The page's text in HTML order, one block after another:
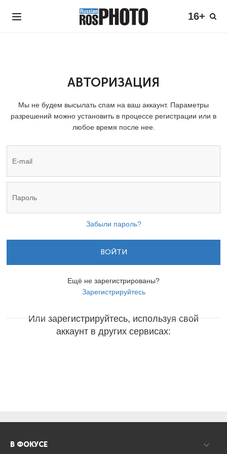
16+
АВТОРИЗАЦИЯ
Мы не будем высылать спам на ваш аккаунт. Параметры
разрешений можно установить в процессе регистрации или в
любое время после нее.
Забыли пароль?
ВОЙТИ
Ещё не зарегистрированы?
Зарегистрируйтесь
Или зарегистрируйтесь, используя свой
аккаунт в других сервисах:
В ФОКУСЕ